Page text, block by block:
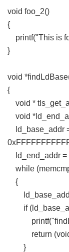
void foo_2()
{
printf("This is
}
void
{
void *
void
ld_base_addr
ld_end_addr =
while
{
ld_base_addr
if
return (void
}